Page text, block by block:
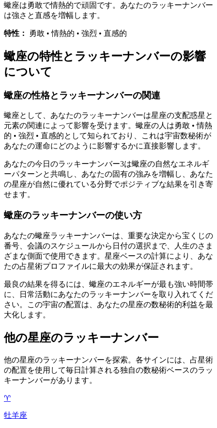
蠍座は勇敢で情熱的で頑固です。あなたのラッキーナンバー
は強さと直感を増幅します。
特性： 勇敢 • 情熱的 • 強烈 • 直感的
蠍座の特性とラッキーナンバーの影響
について
蠍座の性格とラッキーナンバーの関連
蠍座として、あなたのラッキーナンバーは星座の支配惑星と
元素の関連によって影響を受けます。蠍座の人は勇敢 • 情熱
的 • 強烈 • 直感的として知られており、これは宇宙数秘術が
あなたの運命にどのように影響するかに直接影響します。
あなたの今日のラッキーナンバー3は蠍座の自然なエネルギ
ーパターンと共鳴し、あなたの固有の強みを増幅し、あなた
の星座が自然に優れている分野でポジティブな結果を引き寄
せます。
蠍座のラッキーナンバーの使い方
あなたの蠍座ラッキーナンバーは、重要な決定から宝くじの
番号、会議のスケジュールから日付の選択まで、人生のさま
ざまな側面で使用できます。星座ベースの計算により、あな
たの占星術プロファイルに最大の効果が保証されます。
最良の結果を得るには、蠍座のエネルギーが最も強い時間帯
に、日常活動にあなたのラッキーナンバーを取り入れてくだ
さい。この宇宙の配置は、あなたの星座の数秘術的利益を最
大化します。
他の星座のラッキーナンバー
他の星座のラッキーナンバーを探索。各サインには、占星術
の配置を使用して毎日計算される独自の数秘術ベースのラッ
キーナンバーがあります。
♈
牡羊座